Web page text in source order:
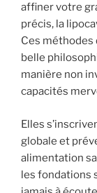
affiner votre
précis, la
Ces
belle
manière non
capacités
Elles
globale et
alimentation
les fondations